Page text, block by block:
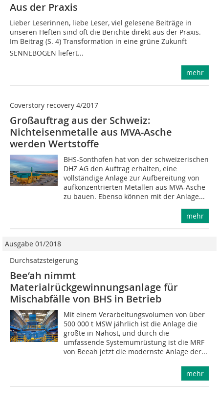
Aus der Praxis
Lieber Leserinnen, liebe Leser, viel gelesene Beiträge in
unseren Heften sind oft die Berichte direkt aus der Praxis.
Im Beitrag (S. 4) Transformation in eine grüne Zukunft 
SENNEBOGEN liefert...
mehr
Coverstory recovery 4/2017
Großauftrag aus der Schweiz:
Nichteisenmetalle aus MVA-Asche
werden Wertstoffe
BHS-Sonthofen hat von der schweizerischen
DHZ AG den Auftrag erhalten, eine
vollständige Anlage zur Aufbereitung von
aufkonzentrierten Metallen aus MVA-Asche
zu bauen. Ebenso können mit der Anlage...
mehr
Ausgabe 01/2018
Durchsatzsteigerung
Bee‘ah nimmt
Materialrückgewinnungsanlage für
Mischabfälle von BHS in Betrieb
Mit einem Verarbeitungsvolumen von über
500 000 t MSW jährlich ist die Anlage die
größte in Nahost, und durch die
umfassende Systemumrüstung ist die MRF
von Beeah jetzt die modernste Anlage der...
mehr